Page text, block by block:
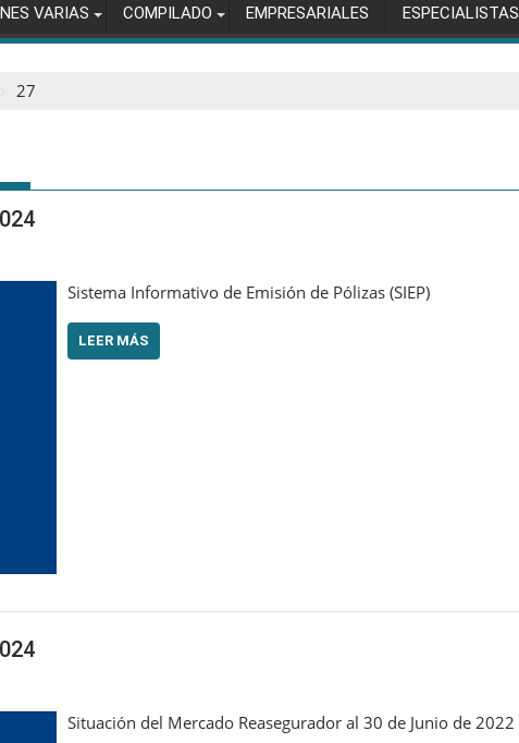
VARIAS COMPILADO EMPRESARIALES ESPECIALISTAS
27
Sistema Informativo de Emisión de Pólizas (SIEP)
LEER MÁS
Situación del Mercado Reasegurador al 30 de Junio de 2022